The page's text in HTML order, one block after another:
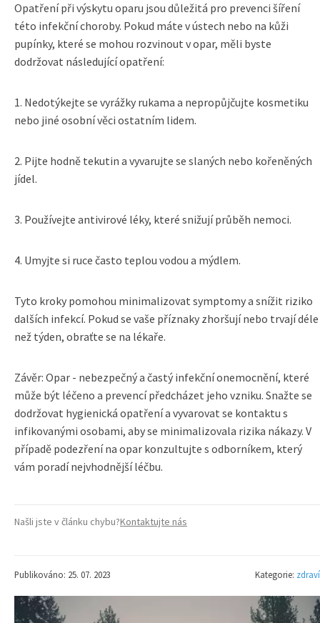
Opatření při výskytu oparu jsou důležitá pro prevenci šíření
této infekční choroby. Pokud máte v ústech nebo na kůži
pupínky, které se mohou rozvinout v opar, měli byste
dodržovat následující opatření:
1. Nedotýkejte se vyrážky rukama a nepropůjčujte kosmetiku
nebo jiné osobní věci ostatním lidem.
2. Pijte hodně tekutin a vyvarujte se slaných nebo kořeněných
jídel.
3. Používejte antivirové léky, které snižují průběh nemoci.
4. Umyjte si ruce často teplou vodou a mýdlem.
Tyto kroky pomohou minimalizovat symptomy a snížit riziko
dalších infekcí. Pokud se vaše příznaky zhoršují nebo trvají déle
než týden, obraťte se na lékaře.
Závěr: Opar - nebezpečný a častý infekční onemocnění, které
může být léčeno a prevencí předcházet jeho vzniku. Snažte se
dodržovat hygienická opatření a vyvarovat se kontaktu s
infikovanými osobami, aby se minimalizovala rizika nákazy. V
případě podezření na opar konzultujte s odborníkem, který
vám poradí nejvhodnější léčbu.
Našli jste v článku chybu?Kontaktujte nás
Publikováno: 25. 07. 2023 Kategorie: zdraví